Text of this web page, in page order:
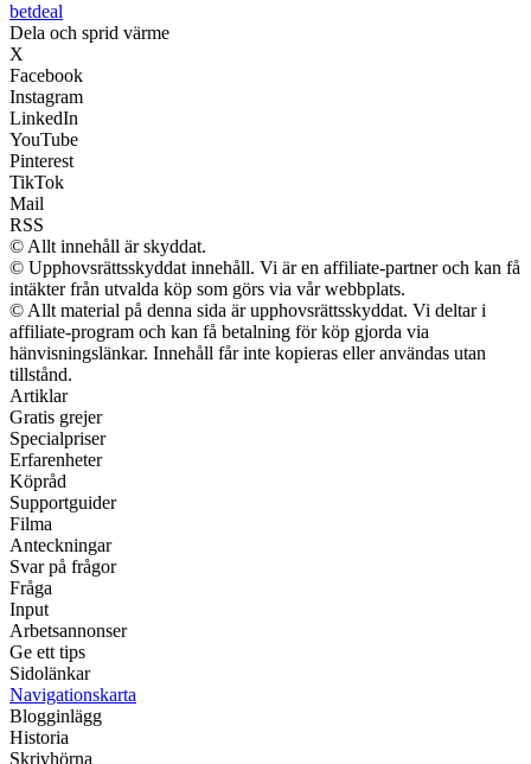
betdeal
Dela och sprid värme
X
Facebook
Instagram
LinkedIn
YouTube
Pinterest
TikTok
Mail
RSS
© Allt innehåll är skyddat.
© Upphovsrättsskyddat innehåll. Vi är en affiliate-partner och kan få
intäkter från utvalda köp som görs via vår webbplats.
© Allt material på denna sida är upphovsrättsskyddat. Vi deltar i
affiliate-program och kan få betalning för köp gjorda via
hänvisningslänkar. Innehåll får inte kopieras eller användas utan
tillstånd.
Artiklar
Gratis grejer
Specialpriser
Erfarenheter
Köpråd
Supportguider
Filma
Anteckningar
Svar på frågor
Fråga
Input
Arbetsannonser
Ge ett tips
Sidolänkar
Navigationskarta
Blogginlägg
Historia
Skrivhörna